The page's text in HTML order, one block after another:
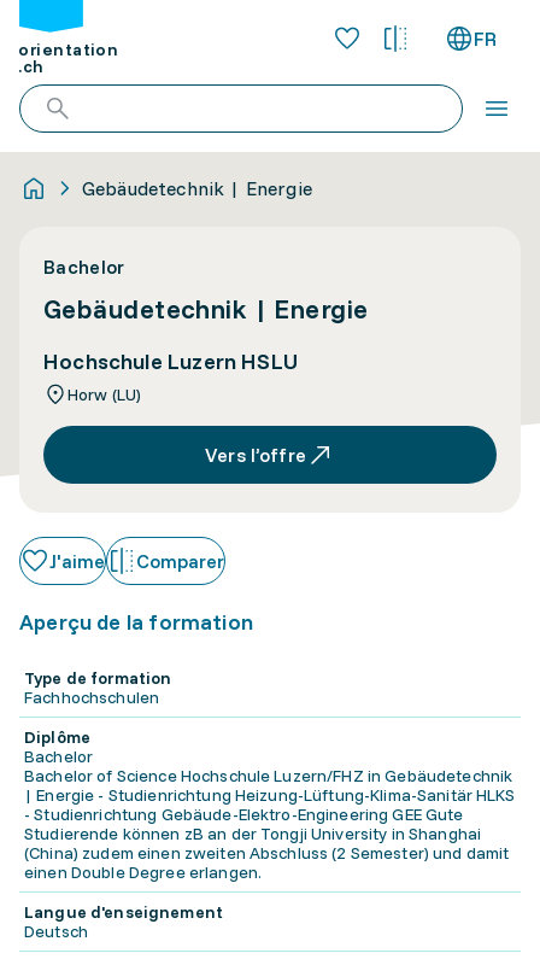
orientation
.ch
FR
Gebäudetechnik | Energie
Bachelor
Gebäudetechnik | Energie
Hochschule Luzern HSLU
Horw (LU)
Vers l’offre
J'aime Comparer
Aperçu de la formation
Type de formation
Fachhochschulen
Diplôme
Bachelor
Bachelor of Science Hochschule Luzern/FHZ in Gebäudetechnik
| Energie - Studienrichtung Heizung-Lüftung-Klima-Sanitär HLKS
- Studienrichtung Gebäude-Elektro-Engineering GEE Gute
Studierende können zB an der Tongji University in Shanghai
(China) zudem einen zweiten Abschluss (2 Semester) und damit
einen Double Degree erlangen.
Langue d'enseignement
Deutsch